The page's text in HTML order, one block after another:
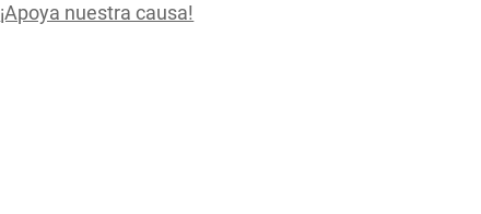
¡Apoya nuestra causa!